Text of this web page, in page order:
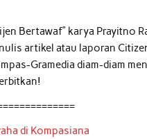
Bertawaf” karya Prayitno
artikel atau laporan
Gramedia diam-diam
di Kompasiana